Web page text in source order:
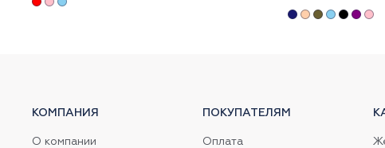
КОМПАНИЯ
О компании
ПОКУПАТЕЛЯМ
Оплата